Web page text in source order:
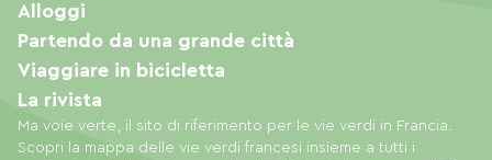
Ma voie verte, il sito di riferimento per le vie verdi in Francia.
Scopri la mappa delle vie verdi francesi insieme a tutti i
Alloggi
Partendo da una grande città
Viaggiare in bicicletta
La rivista